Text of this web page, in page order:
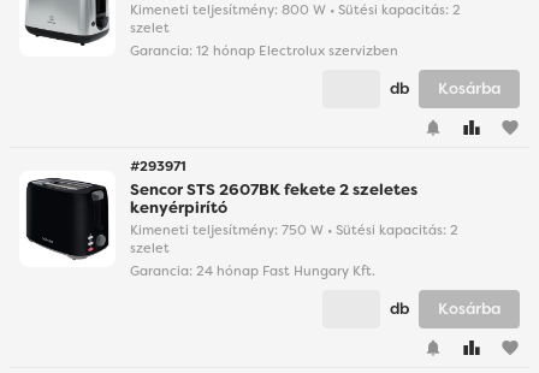
Kimeneti teljesítmény: 800 W • Sütési kapacitás: 2
szelet
Garancia: 12 hónap Electrolux szervizben
favorite
db Kosárba
#293971
Sencor STS 2607BK fekete 2 szeletes
kenyérpirító
Kimeneti teljesítmény: 750 W • Sütési kapacitás: 2
szelet
Garancia: 24 hónap Fast Hungary Kft.
favorite
db Kosárba